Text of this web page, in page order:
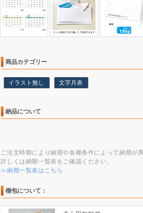
商品カテゴリー
イラスト無し 文字月表
納品について
ご注文時期により納期や各種条件によって納期が
詳しくは納期一覧表をご確認ください。
≫納期一覧表はこちら
梱包について：